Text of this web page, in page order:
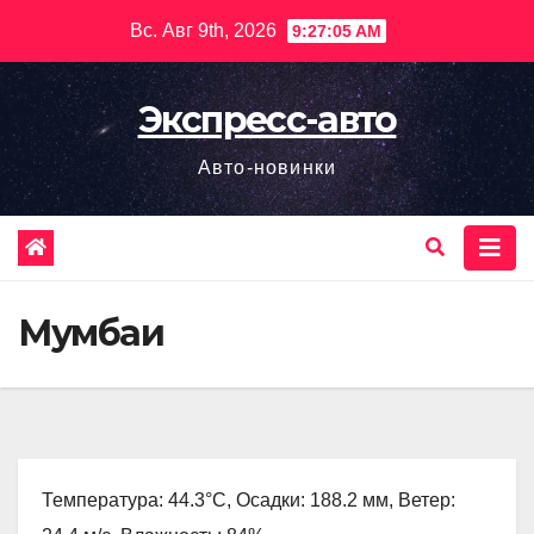
содержимому
Вс. Авг 9th, 2026 9:27:06 AM
Экспресс-авто
Авто-новинки
Мумбаи
Температура: 44.3°C, Осадки: 188.2 мм, Ветер: